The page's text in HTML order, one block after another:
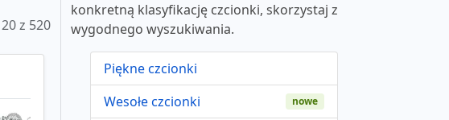
z 520
konkretną klasyfikację czcionki, skorzystaj z
wygodnego wyszukiwania.
Piękne czcionki
Wesołe czcionki
nowe